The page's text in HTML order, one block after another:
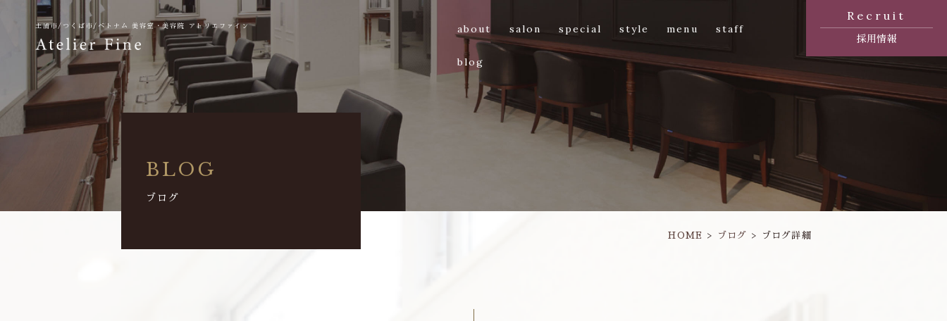
土浦市/つくば市/ベトナム美容室・美容院 アトリエファイン about salon special style menu staff
blog
Recruit
採用情報
BLOG
ブログ
HOME ブログ ブログ詳細